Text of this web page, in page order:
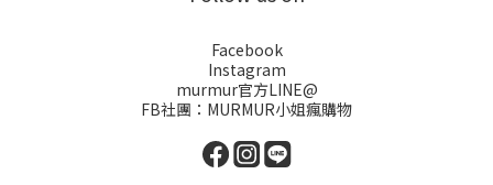
Facebook
Instagram
murmur官方LINE@
FB社團： MURMUR小姐瘋購物